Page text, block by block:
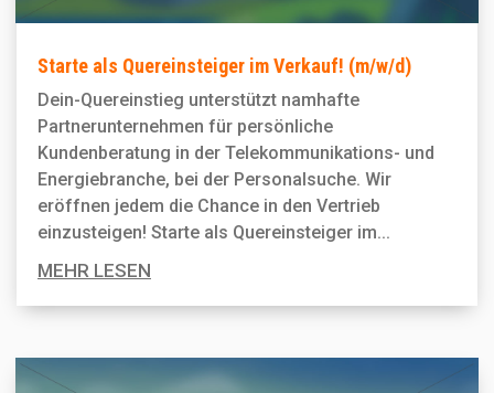
Starte als Quereinsteiger im Verkauf! (m/w/d)
Dein-Quereinstieg unterstützt namhafte
Partnerunternehmen für persönliche
Kundenberatung in der Telekommunikations- und
Energiebranche, bei der Personal­suche. Wir
eröffnen jedem die Chance in den Vertrieb
einzusteigen! Starte als Quereinsteiger im...
MEHR LESEN